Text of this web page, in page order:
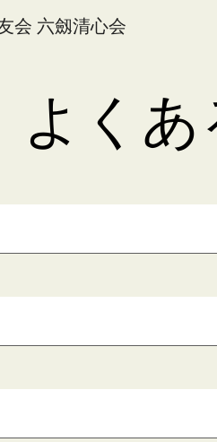
Skip to main content
会 六劔清心会
よく